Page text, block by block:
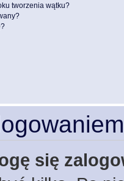
tworzenia wątku?
się